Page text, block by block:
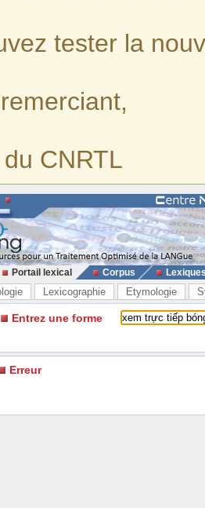
tester la
CNRTL
Portail lexical Corpus
Lexicographie Etymologie
Entrez une forme
Erreur